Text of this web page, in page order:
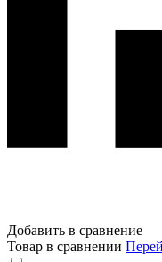
Добавить в сравнение
Товар в сравнении